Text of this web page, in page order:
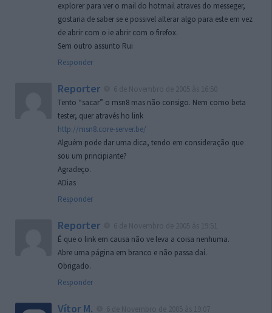
explorer para ver o mail do hotmail atraves do messeger,
gostaria de saber se e possivel alterar algo para este em vez
de abrir com o ie abrir com o firefox.
Sem outro assunto Rui
Responder
Reporter
Tento “sacar” o msn8 mas não consigo. Nem como beta
tester, quer através ho link
http://msn8.core-server.be/
Alguém pode dar uma dica, tendo em consideração que
sou um principiante?
Agradeço.
ADias
Responder
Reporter
É que o link em causa não ve leva a coisa nenhuma.
Abre uma página em branco e não passa daí.
Obrigado.
Responder
Vítor M.